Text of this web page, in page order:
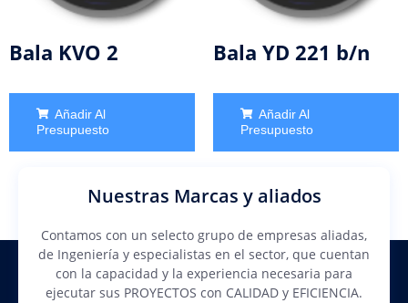
Bala KVO 2
Añadir Al
Presupuesto
Bala YD 221 b/n
Añadir Al
Presupuesto
Nuestras Marcas y aliados
Contamos con un selecto grupo de empresas aliadas,
de Ingeniería y especialistas en el sector, que cuentan
con la capacidad y la experiencia necesaria para
ejecutar sus PROYECTOS con CALIDAD y EFICIENCIA.